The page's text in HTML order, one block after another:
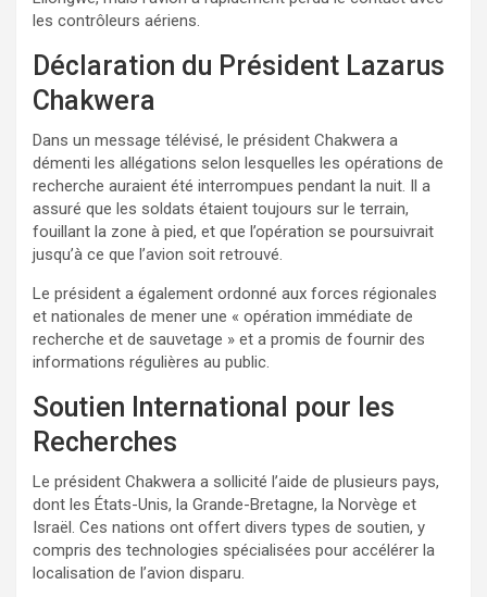
les contrôleurs aériens.
Déclaration du Président Lazarus
Chakwera
Dans un message télévisé, le président Chakwera a
démenti les allégations selon lesquelles les opérations de
recherche auraient été interrompues pendant la nuit. Il a
assuré que les soldats étaient toujours sur le terrain,
fouillant la zone à pied, et que l’opération se poursuivrait
jusqu’à ce que l’avion soit retrouvé.
Le président a également ordonné aux forces régionales
et nationales de mener une « opération immédiate de
recherche et de sauvetage » et a promis de fournir des
informations régulières au public.
Soutien International pour les
Recherches
Le président Chakwera a sollicité l’aide de plusieurs pays,
dont les États-Unis, la Grande-Bretagne, la Norvège et
Israël. Ces nations ont offert divers types de soutien, y
compris des technologies spécialisées pour accélérer la
localisation de l’avion disparu.